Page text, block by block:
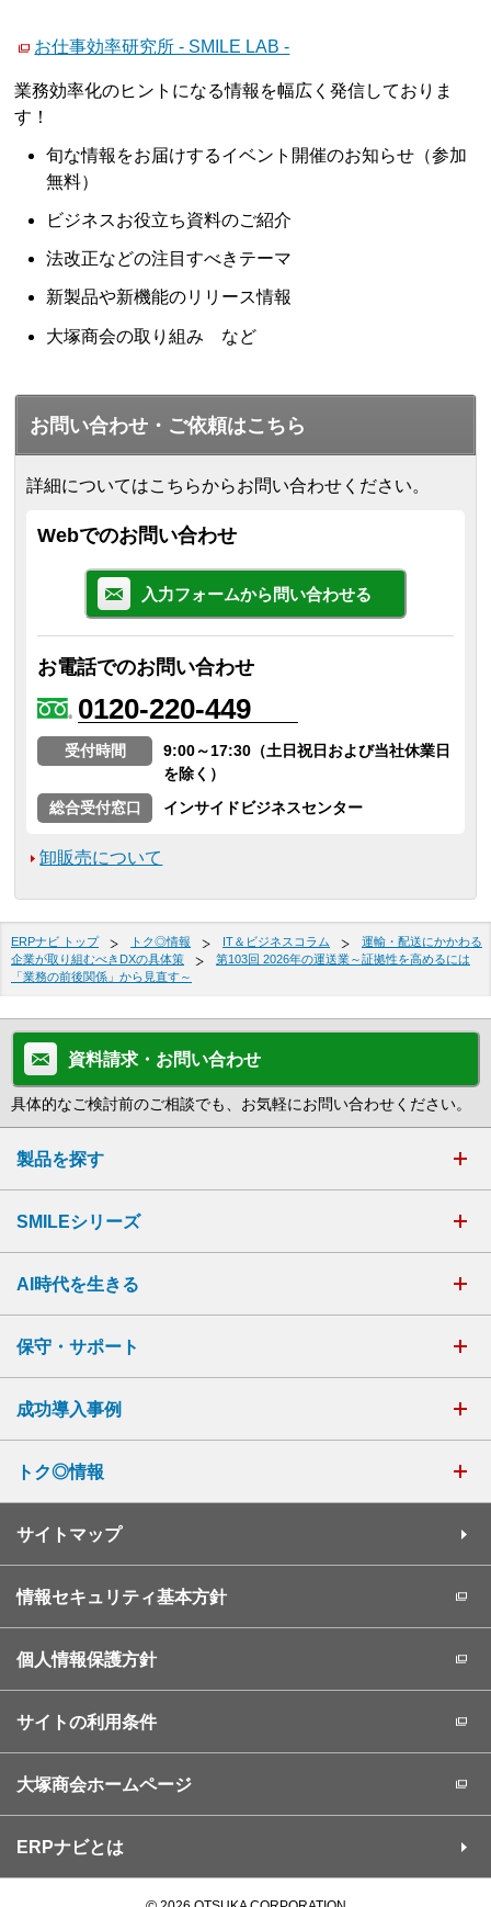
お仕事効率研究所 - SMILE LAB -
業務効率化のヒントになる情報を幅広く発信しておりま
す！
旬な情報をお届けするイベント開催のお知らせ（参加
無料）
ビジネスお役立ち資料のご紹介
法改正などの注目すべきテーマ
新製品や新機能のリリース情報
大塚商会の取り組み など
お問い合わせ・ご依頼はこちら
詳細についてはこちらからお問い合わせください。
Webでのお問い合わせ
入力フォームから問い合わせる
お電話でのお問い合わせ
0120-220-449
受付時間
9:00～17:30（土日祝日および当社休業日
を除く）
総合受付窓口
インサイドビジネスセンター
卸販売について
ERPナビ トップ トク◎情報 IT＆ビジネスコラム
運輸・配送にかかわる
企業が取り組むべきDXの具体策
第103回 2026年の運送業～証拠性を高めるには
「業務の前後関係」から見直す～
資料請求・お問い合わせ
具体的なご検討前のご相談でも、お気軽にお問い合わせください。
製品を探す
SMILEシリーズ
AI時代を生きる
保守・サポート
成功導入事例
トク◎情報
サイトマップ
情報セキュリティ基本方針
個人情報保護方針
サイトの利用条件
大塚商会ホームページ
ERPナビとは